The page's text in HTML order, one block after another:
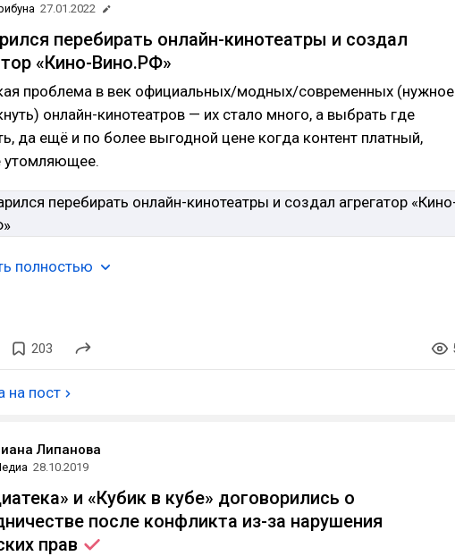
27.01.2022
перебирать онлайн-кинотеатры и создал
«Кино-Вино.РФ»
проблема в век официальных/модных/современных (нужное
онлайн-кинотеатров — их стало много, а выбрать где
да ещё и по более выгодной цене когда контент платный,
утомляющее.
полностью
203
на пост
Липанова
28.10.2019
и «Кубик в кубе» договорились о
после конфликта из-за нарушения
прав